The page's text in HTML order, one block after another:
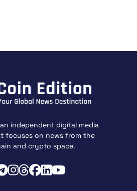
independent digital media
focuses on news from the
and crypto space.